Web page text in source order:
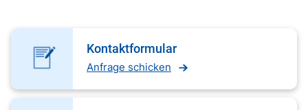
Kontaktformular
Anfrage schicken